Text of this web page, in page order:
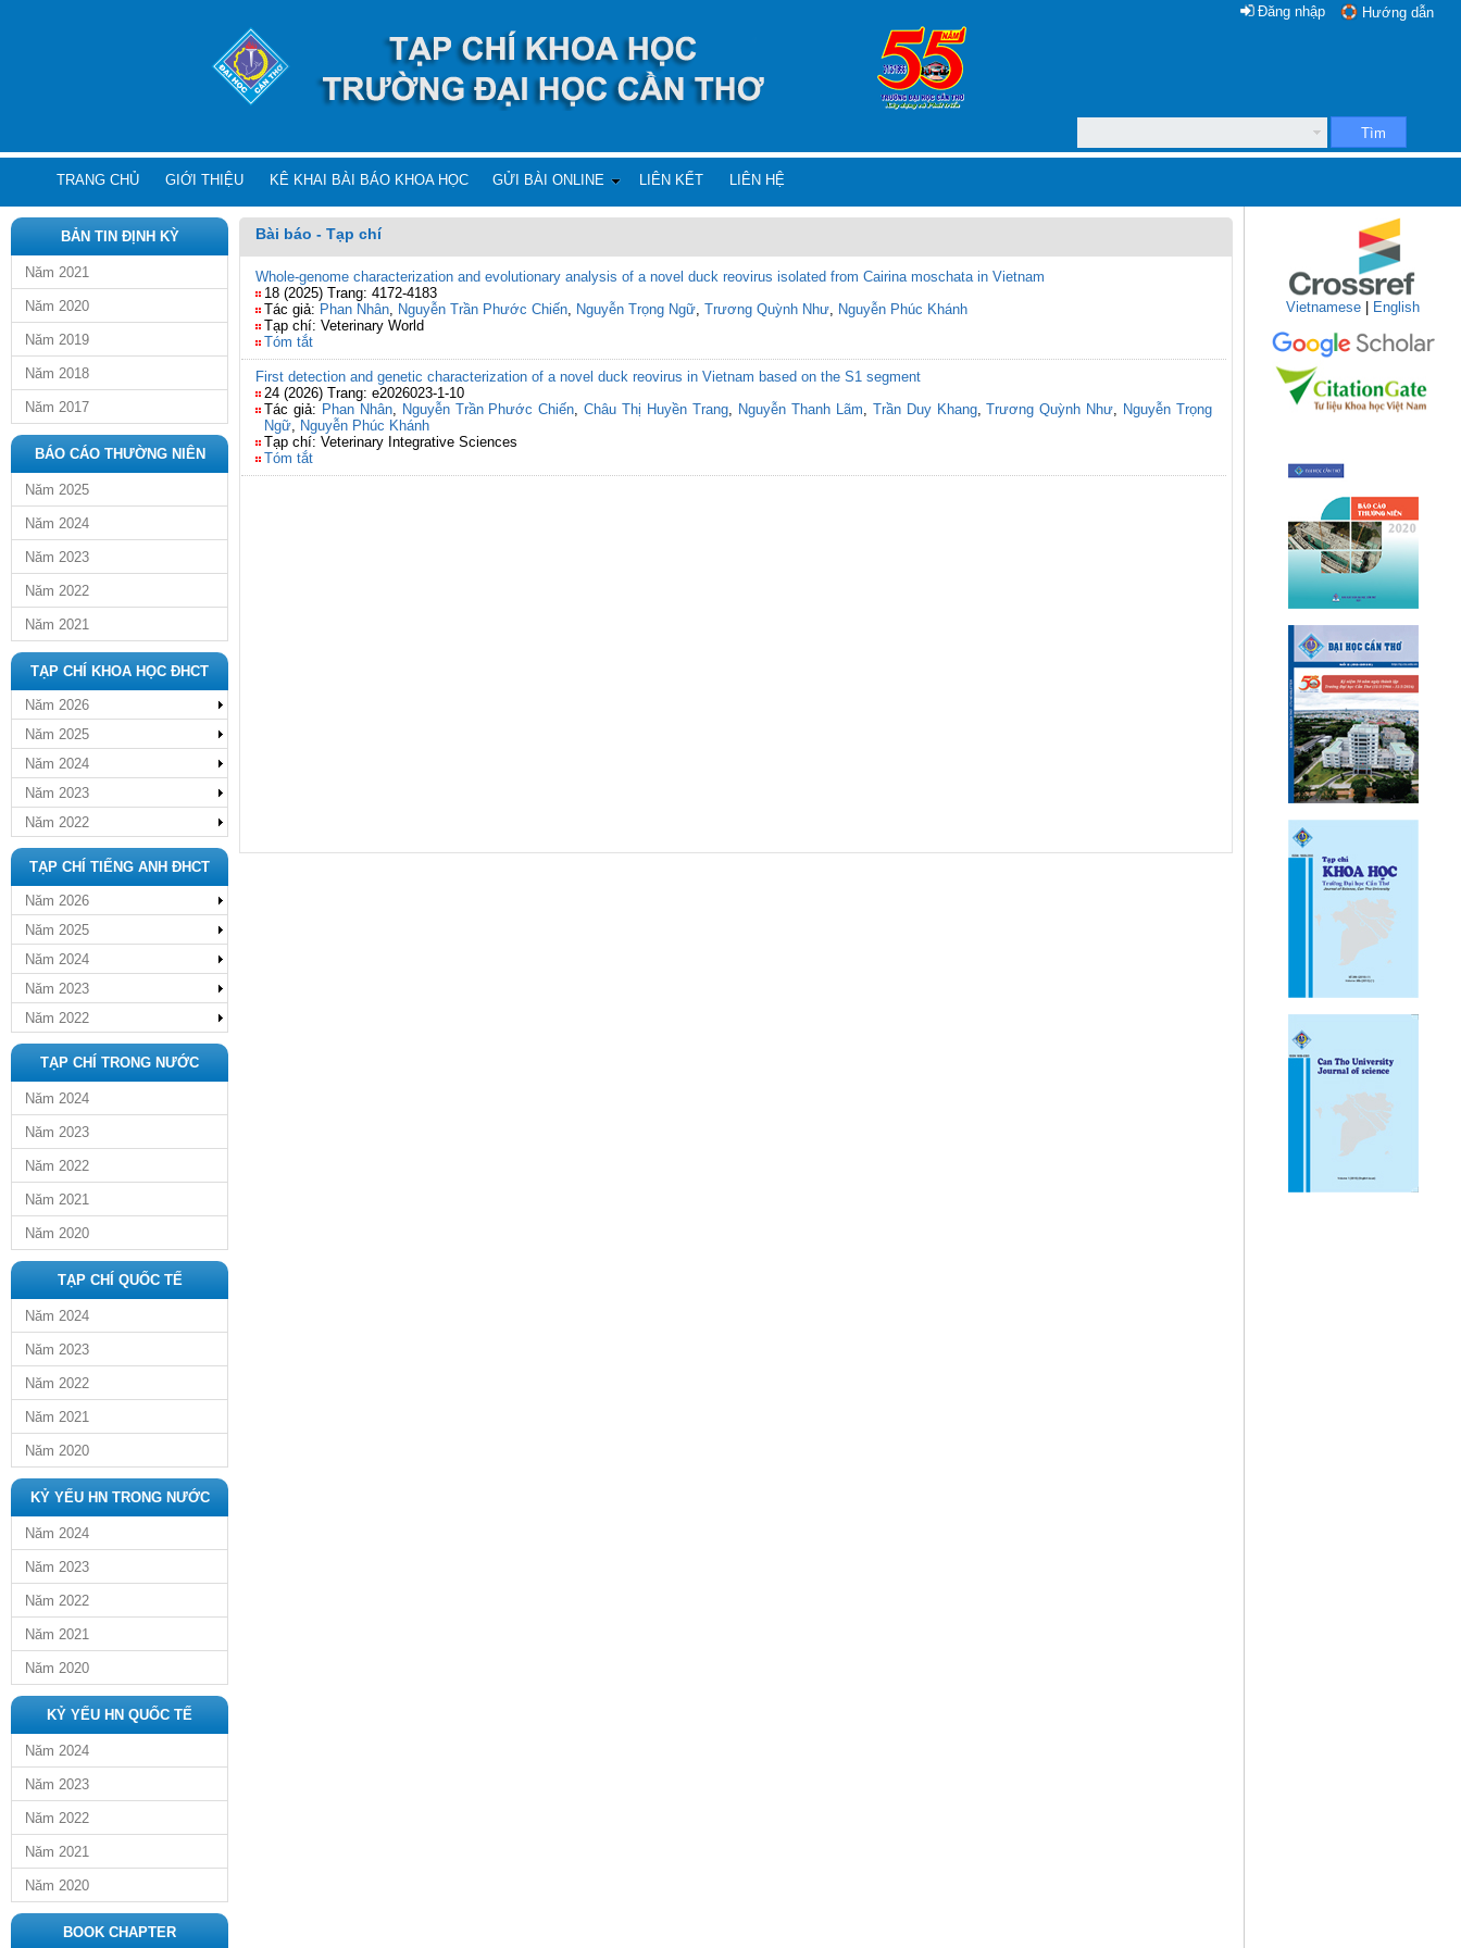
Hướng dẫn
Đăng nhập
Tìm
TRANG CHỦ GIỚI THIỆU KÊ KHAI BÀI BÁO KHOA HỌC GỬI BÀI ONLINE LIÊN KẾT LIÊN HỆ
BẢN TIN ĐỊNH KỲ
Năm 2021
Năm 2020
Năm 2019
Năm 2018
Năm 2017
BÁO CÁO THƯỜNG NIÊN
Năm 2025
Năm 2024
Năm 2023
Năm 2022
Năm 2021
TẠP CHÍ KHOA HỌC ĐHCT
Năm 2026
Năm 2025
Năm 2024
Năm 2023
Năm 2022
TẠP CHÍ TIẾNG ANH ĐHCT
Năm 2026
Năm 2025
Năm 2024
Năm 2023
Năm 2022
TẠP CHÍ TRONG NƯỚC
Năm 2024
Năm 2023
Năm 2022
Năm 2021
Năm 2020
TẠP CHÍ QUỐC TẾ
Năm 2024
Năm 2023
Năm 2022
Năm 2021
Năm 2020
KỶ YẾU HN TRONG NƯỚC
Năm 2024
Năm 2023
Năm 2022
Năm 2021
Năm 2020
KỶ YẾU HN QUỐC TẾ
Năm 2024
Năm 2023
Năm 2022
Năm 2021
Năm 2020
BOOK CHAPTER
Bài báo - Tạp chí
Whole-genome characterization and evolutionary analysis of a novel duck reovirus isolated from Cairina moschata in Vietnam
18 (2025) Trang: 4172-4183
Tác giả: Phan Nhân, Nguyễn Trần Phước Chiến, Nguyễn Trọng Ngữ, Trương Quỳnh Như, Nguyễn Phúc Khánh
Tạp chí: Veterinary World
Tóm tắt
First detection and genetic characterization of a novel duck reovirus in Vietnam based on the S1 segment
24 (2026) Trang: e2026023-1-10
Tác giả: Phan Nhân, Nguyễn Trần Phước Chiến,Châu Thị Huyền Trang, Nguyễn Thanh Lãm, Trần Duy Khang,Trương Quỳnh Như, Nguyễn Trọng
Ngữ, Nguyễn Phúc Khánh
Tạp chí: Veterinary Integrative Sciences
Tóm tắt
Vietnamese English